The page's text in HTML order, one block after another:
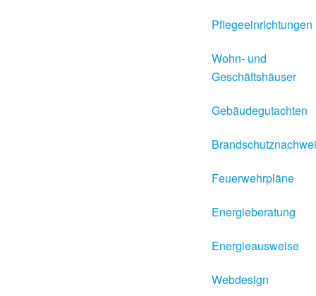
Pflegeeinrichtungen
Wohn- und
Geschäftshäuser
Gebäudegutachten
Feuerwehrpläne
Energieberatung
Energieausweise
Webdesign